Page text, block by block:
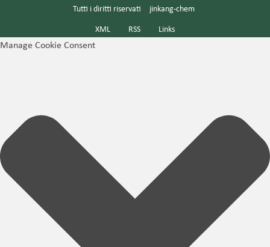
Tutti i diritti riservati
jinkang-chem
XML RSS Links
Manage Cookie Consent